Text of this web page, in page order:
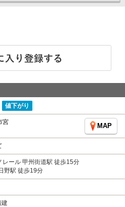
値下がり
宮
MAP
レール 甲州街道駅 徒歩15分
野駅 徒歩19分
建